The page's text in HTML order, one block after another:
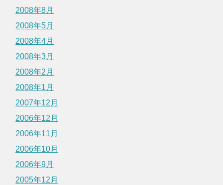
2008年8月
2008年5月
2008年4月
2008年3月
2008年2月
2008年1月
2007年12月
2006年12月
2006年11月
2006年10月
2006年9月
2005年12月